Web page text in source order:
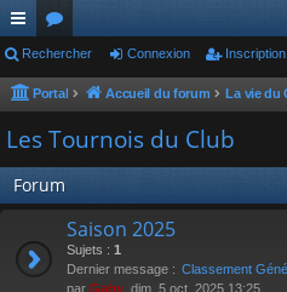
ac
co
ur
ci
s
or
u
m
s
Rechercher Connexion Inscription
Portal Accueil du forum La vie du
Les Tournois du Club
Forum
Saison 2025
Sujets : 1
Dernier message : Classement
par Gaby , dim. 5 oct. 2025 13:25